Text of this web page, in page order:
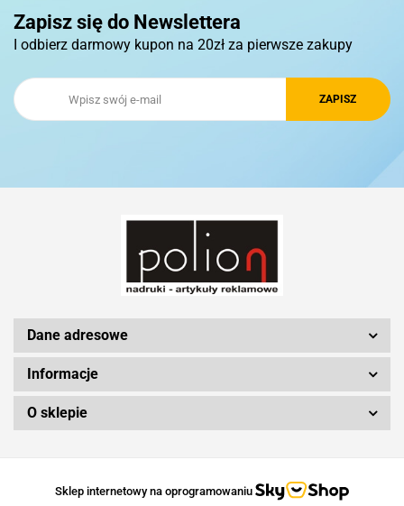
Royal Design
Silicon Power
Zapisz się do Newslettera
I odbierz darmowy kupon na 20zł za pierwsze zakupy
Dane adresowe
Informacje
O sklepie
Sklep internetowy na oprogramowaniu